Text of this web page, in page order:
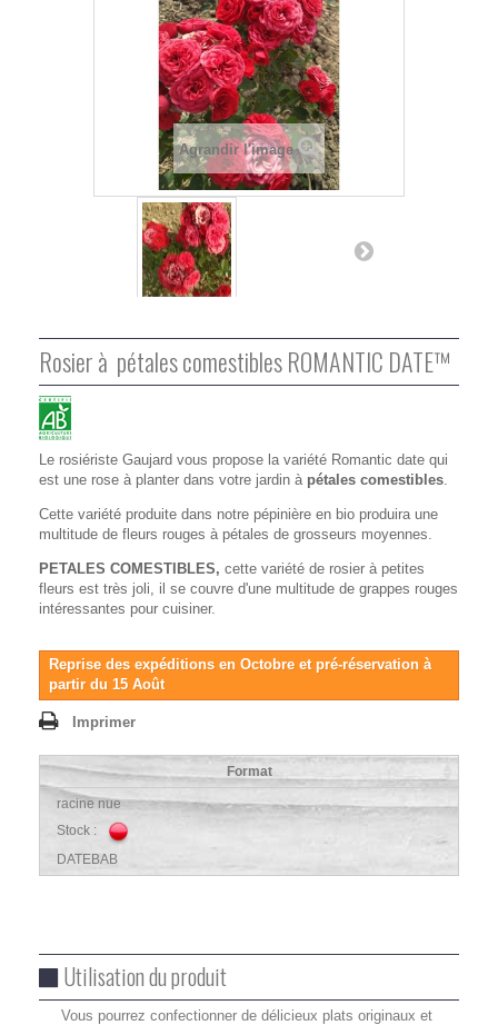
Agrandir l'image
Rosier à pétales comestibles ROMANTIC DATE™
Le rosiériste Gaujard vous propose la variété Romantic date qui
est une rose à planter dans votre jardin à pétales comestibles.
Cette variété produite dans notre pépinière en bio produira une
multitude de fleurs rouges à pétales de grosseurs moyennes.
PETALES COMESTIBLES, cette variété de rosier à petites
fleurs est très joli, il se couvre d'une multitude de grappes rouges
intéressantes pour cuisiner.
Reprise des expéditions en Octobre et pré-réservation à
partir du 15 Août
Imprimer
Format
racine nue
Stock :
DATEBAB
Utilisation du produit
Vous pourrez confectionner de délicieux plats originaux et